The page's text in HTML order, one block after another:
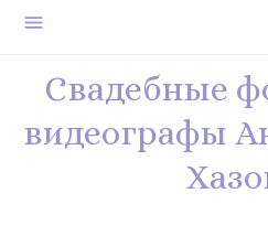
menu
Свадебные
видеографы